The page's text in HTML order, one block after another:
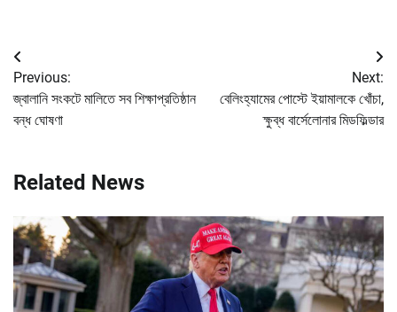
Post
navigation
Previous:
জ্বালানি সংকটে মালিতে সব শিক্ষাপ্রতিষ্ঠান
বন্ধ ঘোষণা
Next:
বেলিংহ্যামের পোস্টে ইয়ামালকে খোঁচা,
ক্ষুব্ধ বার্সেলোনার মিডফিল্ডার
Related News